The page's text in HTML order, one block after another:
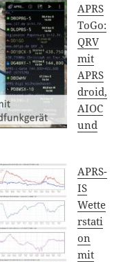
APRS
ToGo:
QRV
mit
APRS
droid,
AIOC
und
APRS-
IS
Wette
rstati
on
mit